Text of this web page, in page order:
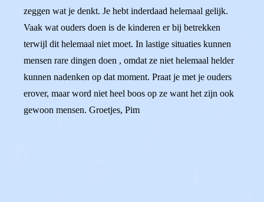
zeggen wat je denkt. Je hebt inderdaad helemaal gelijk.
Vaak wat ouders doen is de kinderen er bij betrekken
terwijl dit helemaal niet moet. In lastige situaties kunnen
mensen rare dingen doen , omdat ze niet helemaal helder
kunnen nadenken op dat moment. Praat je met je ouders
erover, maar word niet heel boos op ze want het zijn ook
gewoon mensen. Groetjes, Pim